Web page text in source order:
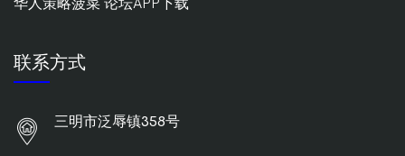
联系方式
三明市泛辱镇358号